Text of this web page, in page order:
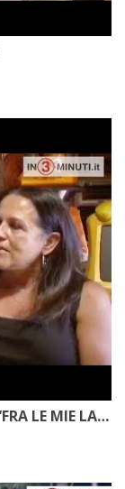
“…DICA 34” DI E CON SIMONA CARISI “FRA LE MIE LACRIME, IL SUO DONO: LA MAMMA DI SOFIA TEDESCO”